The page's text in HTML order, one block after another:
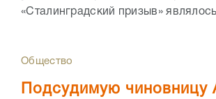
«Сталинградский призыв»
Общество
Подсудимую чиновницу